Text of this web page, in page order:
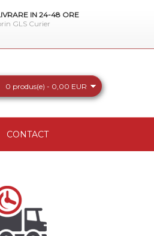
IN 24-48 ORE
GLS Curier
0 produs(e) - 0,00 EUR
CONTACT